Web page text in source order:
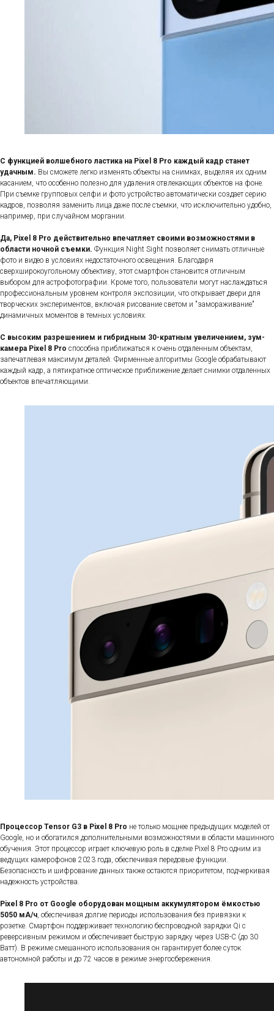
С функцией волшебного ластика на Pixel 8 Pro каждый кадр станет
удачным. Вы сможете легко изменять объекты на снимках, выделяя их одним
касанием, что особенно полезно для удаления отвлекающих объектов на фоне.
При съемке групповых селфи и фото устройство автоматически создает серию
кадров, позволяя заменить лица даже после съемки, что исключительно удобно,
например, при случайном моргании.
Да, Pixel 8 Pro действительно впечатляет своими возможностями в
области ночной съемки. Функция Night Sight позволяет снимать отличные
фото и видео в условиях недостаточного освещения. Благодаря
сверхширокоугольному объективу, этот смартфон становится отличным
выбором для астрофотографии. Кроме того, пользователи могут наслаждаться
профессиональным уровнем контроля экспозиции, что открывает двери для
творческих экспериментов, включая рисование светом и "замораживание"
динамичных моментов в темных условиях.
С высоким разрешением и гибридным 30-кратным увеличением, зум-
камера Pixel 8 Pro способна приближаться к очень отдаленным объектам,
запечатлевая максимум деталей. Фирменные алгоритмы Google обрабатывают
каждый кадр, а пятикратное оптическое приближение делает снимки отдаленных
объектов впечатляющими.
Процессор Tensor G3 в Pixel 8 Pro не только мощнее предыдущих моделей от
Google, но и обогатился дополнительными возможностями в области машинного
обучения. Этот процессор играет ключевую роль в сделке Pixel 8 Pro одним из
ведущих камерофонов 2023 года, обеспечивая передовые функции.
Безопасность и шифрование данных также остаются приоритетом, подчеркивая
надежность устройства.
Pixel 8 Pro от Google оборудован мощным аккумулятором ёмкостью
5050 мА/ч, обеспечивая долгие периоды использования без привязки к
розетке. Смартфон поддерживает технологию беспроводной зарядки Qi с
реверсивным режимом и обеспечивает быструю зарядку через USB-C (до 30
Ватт). В режиме смешанного использования он гарантирует более суток
автономной работы и до 72 часов в режиме энергосбережения.